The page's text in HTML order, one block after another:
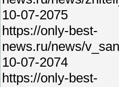
10-07-2075
https://only-best-
news.ru/news/
10-07-2074
https://only-best-